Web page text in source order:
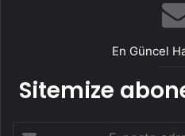
En Güncel
Sitemize